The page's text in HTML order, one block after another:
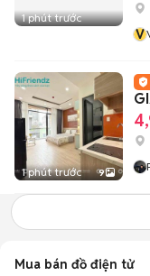
1 phút trước
V
1 phút trước 9
Mua bán đồ điện tử